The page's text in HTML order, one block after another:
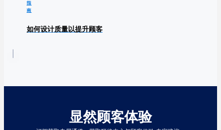
指
南
如何设计质量以提升顾客
显然顾客体验